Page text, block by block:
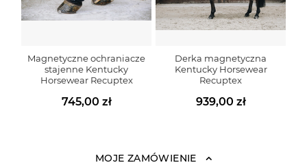
Magnetyczne ochraniacze
stajenne Kentucky
Horsewear Recuptex
745,00 zł
Derka magnetyczna
Kentucky Horsewear
Recuptex
939,00 zł
MOJE ZAMÓWIENIE